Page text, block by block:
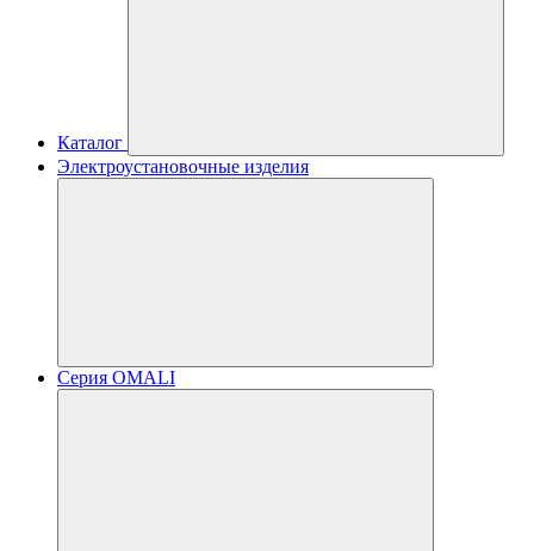
Каталог
Электроустановочные изделия
Серия OMALI